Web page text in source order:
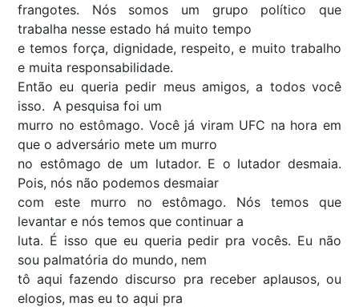
frangotes. Nós somos um grupo político que
trabalha nesse estado há muito tempo
e temos força, dignidade, respeito, e muito trabalho
e muita responsabilidade.
Então eu queria pedir meus amigos, a todos você
isso. A pesquisa foi um
murro no estômago. Você já viram UFC na hora em
que o adversário mete um murro
no estômago de um lutador. E o lutador desmaia.
Pois, nós não podemos desmaiar
com este murro no estômago. Nós temos que
levantar e nós temos que continuar a
luta. É isso que eu queria pedir pra vocês. Eu não
sou palmatória do mundo, nem
tô aqui fazendo discurso pra receber aplausos, ou
elogios, mas eu to aqui pra